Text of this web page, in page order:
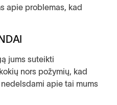
apie problemas, kad
jums suteikti
nors požymių, kad
apie tai mums